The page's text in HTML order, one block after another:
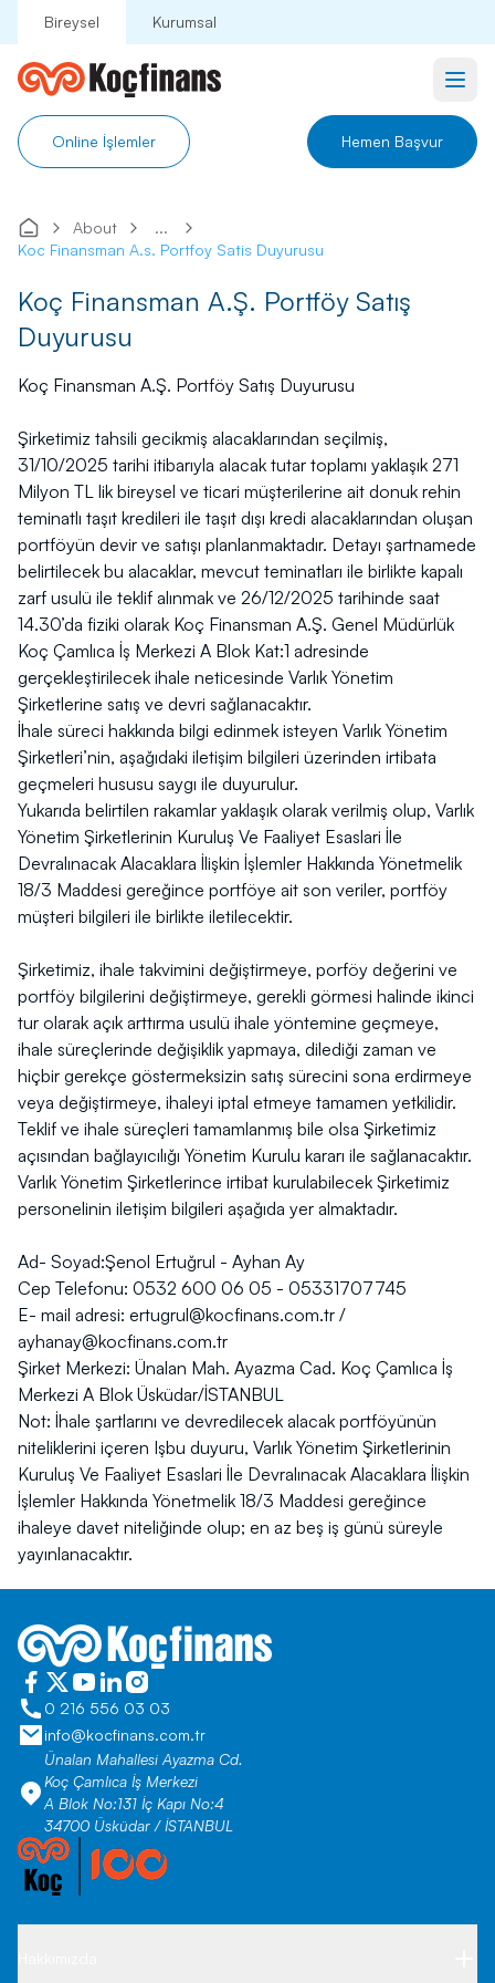
Bireysel Kurumsal
Sigortalar
Kampanyalar
Üye İş Yeri
TR
Online İşlemler Hemen Başvur
About
...
Koc Finansman A.s. Portfoy Satis Duyurusu
Koç Finansman A.Ş. Portföy Satış
Duyurusu
Koç Finansman A.Ş. Portföy Satış Duyurusu
Şirketimiz tahsili gecikmiş alacaklarından seçilmiş,
31/10/2025 tarihi itibarıyla alacak tutar toplamı yaklaşık 271
Milyon TL lik bireysel ve ticari müşterilerine ait donuk rehin
teminatlı taşıt kredileri ile taşıt dışı kredi alacaklarından oluşan
portföyün devir ve satışı planlanmaktadır. Detayı şartnamede
belirtilecek bu alacaklar, mevcut teminatları ile birlikte kapalı
zarf usulü ile teklif alınmak ve 26/12/2025 tarihinde saat
14.30’da fiziki olarak Koç Finansman A.Ş. Genel Müdürlük
Koç Çamlıca İş Merkezi A Blok Kat:1 adresinde
gerçekleştirilecek ihale neticesinde Varlık Yönetim
Şirketlerine satış ve devri sağlanacaktır.
İhale süreci hakkında bilgi edinmek isteyen Varlık Yönetim
Şirketleri’nin, aşağıdaki iletişim bilgileri üzerinden irtibata
geçmeleri hususu saygı ile duyurulur.
Yukarıda belirtilen rakamlar yaklaşık olarak verilmiş olup, Varlık
Yönetim Şirketlerinin Kuruluş Ve Faaliyet Esaslari İle
Devralınacak Alacaklara İlişkin İşlemler Hakkında Yönetmelik
18/3 Maddesi gereğince portföye ait son veriler, portföy
müşteri bilgileri ile birlikte iletilecektir.
Şirketimiz, ihale takvimini değiştirmeye, porföy değerini ve
portföy bilgilerini değiştirmeye, gerekli görmesi halinde ikinci
tur olarak açık arttırma usulü ihale yöntemine geçmeye,
ihale süreçlerinde değişiklik yapmaya, dilediği zaman ve
hiçbir gerekçe göstermeksizin satış sürecini sona erdirmeye
veya değiştirmeye, ihaleyi iptal etmeye tamamen yetkilidir.
Teklif ve ihale süreçleri tamamlanmış bile olsa Şirketimiz
açısından bağlayıcılığı Yönetim Kurulu kararı ile sağlanacaktır.
Varlık Yönetim Şirketlerince irtibat kurulabilecek Şirketimiz
personelinin iletişim bilgileri aşağıda yer almaktadır.
Ad- Soyad:Şenol Ertuğrul - Ayhan Ay
Cep Telefonu: 0532 600 06 05 - 05331707745
E- mail adresi: ertugrul@kocfinans.com.tr /
ayhanay@kocfinans.com.tr
Şirket Merkezi: Ünalan Mah. Ayazma Cad. Koç Çamlıca İş
Merkezi A Blok Üsküdar/İSTANBUL
Not: İhale şartlarını ve devredilecek alacak portföyünün
niteliklerini içeren Işbu duyuru, Varlık Yönetim Şirketlerinin
Kuruluş Ve Faaliyet Esaslari İle Devralınacak Alacaklara İlişkin
İşlemler Hakkında Yönetmelik 18/3 Maddesi gereğince
ihaleye davet niteliğinde olup; en az beş iş günü süreyle
yayınlanacaktır.
0 216 556 03 03
info@kocfinans.com.tr
Ünalan Mahallesi Ayazma Cd.
Koç Çamlıca İş Merkezi
A Blok No:131 İç Kapı No:4
34700 Üsküdar / İSTANBUL